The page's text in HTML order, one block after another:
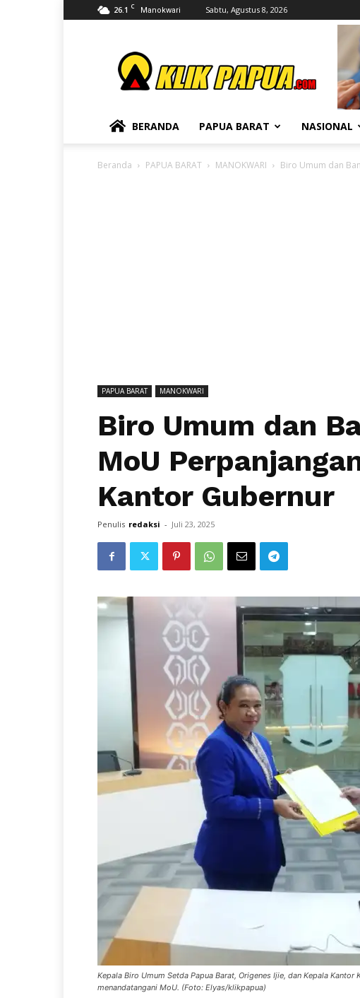
26.1 C Manokwari Sabtu, Agustus 8, 2026
BERANDA PAPUA BARAT NASIONAL
Beranda PAPUA BARAT MANOKWARI Biro Umum dan
PAPUA BARAT MANOKWARI
Biro Umum dan
MoU
Kantor Gubernur
Penulis redaksi - Juli 23, 2025
Kepala Biro Umum Setda Papua Barat, Origenes Ijie, dan Kepala
menandatangani MoU. (Foto: Elyas/klikpapua)